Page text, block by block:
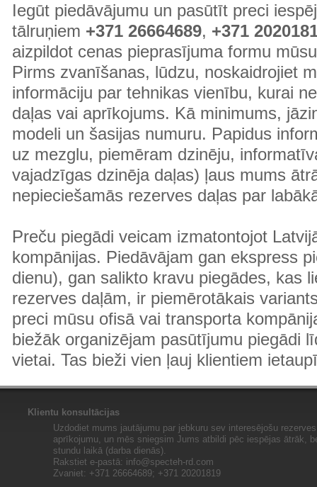
Iegūt piedāvājumu un pasūtīt preci
tālruņiem +371 26664689, +371
aizpildot cenas pieprasījuma formu
Pirms zvanīšanas, lūdzu, noskaidrojiet
informāciju par tehnikas vienību, kurai
daļas vai aprīkojums. Kā minimums,
modeli un šasijas numuru. Papidus
uz mezglu, piemēram dzinēju,
vajadzīgas dzinēja daļas) ļaus mums
nepieciešamās rezerves daļas par
Preču piegādi veicam izmatontojot
kompānijas. Piedāvājam gan ekspress
dienu), gan salikto kravu piegādes, kas
rezerves daļām, ir piemērotākais
preci mūsu ofisā vai transporta
biežāk organizējam pasūtījumu piegādi
vietai. Tas bieži vien ļauj klientiem
Klientu konsultācijas
Uzdodiet mums jautājumu par jebkuru sev interesējošu
aprīkojumu, un mēs sniegsim Jums atbildi pēc iespējas ātrāk,
stundu laikā (darba dienās).
Rakstiet e-pastā: info@specteh-rd.com
Zvaniet: +371 26664689; +371 20201819